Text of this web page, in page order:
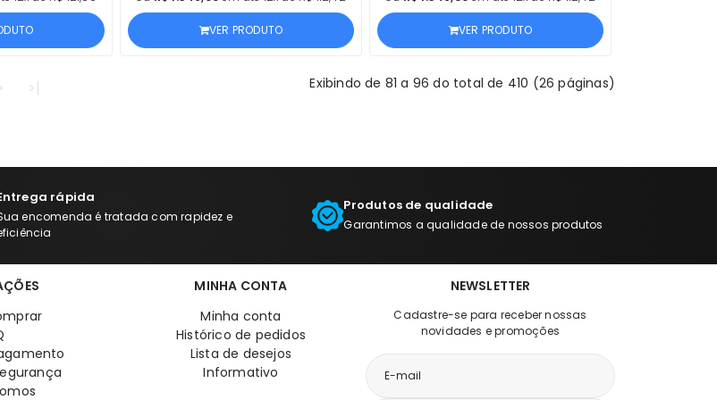
ANO
VER PRODUTO
ANO
VER PRODUTO
>| Exibindo de 81 a 96 do total de 410 (26 páginas)
rápida
encomenda é tratada com rapidez e
Produtos de qualidade
Garantimos a qualidade de nossos produtos
MINHA CONTA
Minha conta
Histórico de pedidos
Lista de desejos
Informativo
NEWSLETTER
Cadastre-se para receber nossas
novidades e promoções